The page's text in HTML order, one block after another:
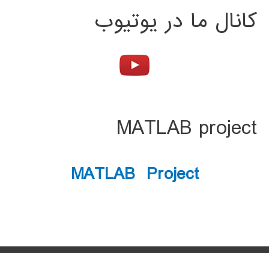
کانال ما در یوتیوب
MATLAB project
MATLAB Project